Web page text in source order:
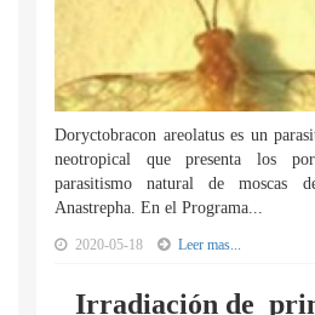
Doryctobracon areolatus es un
neotropical que presenta los
parasitismo natural de moscas
Anastrepha. En el Programa...
2020-05-18 Leer mas...
Irradiación de